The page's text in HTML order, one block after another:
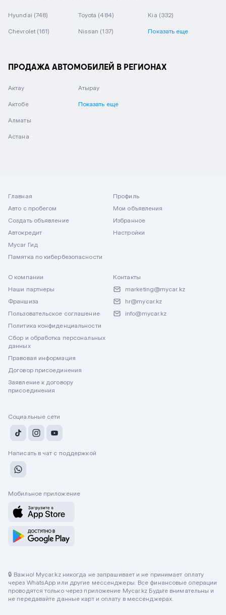
Hyundai (748) Toyota (484) Kia (332)
Chevrolet (161) Nissan (137) Показать еще
ПРОДАЖА АВТОМОБИЛЕЙ В РЕГИОНАХ
Актау
Актобе
Алматы
Астана
Атырау
Показать еще
Главная
Авто с пробегом
Создать объявление
Автокредит
Mycar Гид
Памятка по кибербезопасности
Профиль
Мои объявления
Избранное
Настройки
О компании
Наши партнеры
Франшиза
Пользовательское соглашение
Политика конфиденциальности
Сбор и обработка персональных
данных
Правовая информация
Договор присоединения
Заявление к договору
присоединения
Контакты
marketing@mycar.kz
hr@mycar.kz
info@mycar.kz
Социальные сети
Написать в чат с поддержкой
Мобильное приложение
🔒 Важно! Mycar.kz никогда не запрашивает и не принимает оплату
через WhatsApp или другие мессенджеры. Все финансовые операции
проводятся только через приложение Mycar.kz Будьте внимательны и
не передавайте данные карт и оплату в мессенджерах.